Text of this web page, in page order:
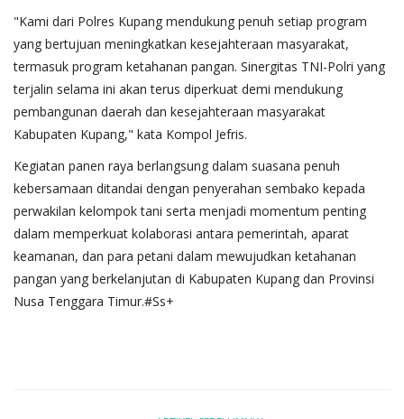
"Kami dari Polres Kupang mendukung penuh setiap program
yang bertujuan meningkatkan kesejahteraan masyarakat,
termasuk program ketahanan pangan. Sinergitas TNI-Polri yang
terjalin selama ini akan terus diperkuat demi mendukung
pembangunan daerah dan kesejahteraan masyarakat
Kabupaten Kupang," kata Kompol Jefris.
Kegiatan panen raya berlangsung dalam suasana penuh
kebersamaan ditandai dengan penyerahan sembako kepada
perwakilan kelompok tani serta menjadi momentum penting
dalam memperkuat kolaborasi antara pemerintah, aparat
keamanan, dan para petani dalam mewujudkan ketahanan
pangan yang berkelanjutan di Kabupaten Kupang dan Provinsi
Nusa Tenggara Timur.#Ss+